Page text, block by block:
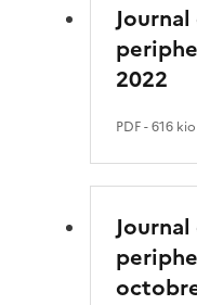
2022
PDF- 616 kio